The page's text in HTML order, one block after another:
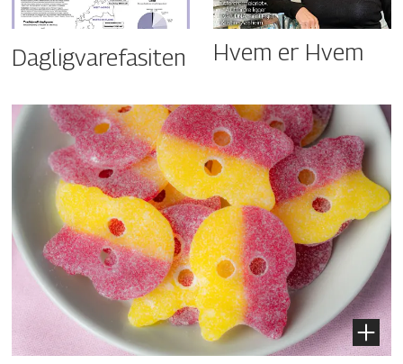
Dagligvarefasiten Hvem er Hvem